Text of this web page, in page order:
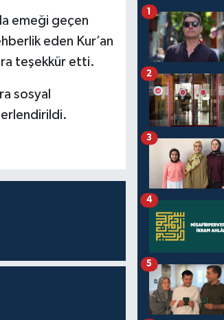
emeği geçen
eden Kur’an
teşekkür etti.
sosyal
1
2
3
4
5